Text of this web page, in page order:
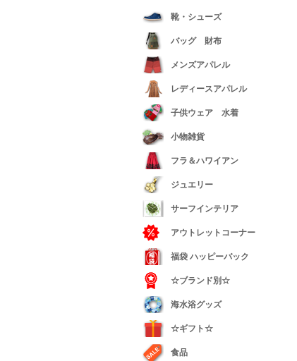
靴・シューズ
バッグ 財布
メンズアパレル
レディースアパレル
子供ウェア 水着
小物雑貨
フラ＆ハワイアン
ジュエリー
サーフインテリア
アウトレットコーナー
福袋 ハッピーバック
☆ブランド別☆
海水浴グッズ
☆ギフト☆
食品